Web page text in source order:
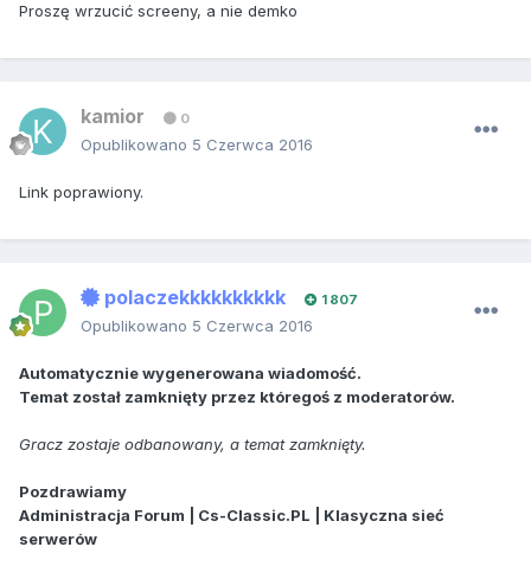
Proszę wrzucić screeny, a nie demko
kamior 0
Opublikowano 5 Czerwca 2016
Link poprawiony.
polaczekkkkkkkkkk 1 807
Opublikowano 5 Czerwca 2016
Automatycznie wygenerowana wiadomość.
Temat został zamknięty przez któregoś z moderatorów.
Gracz zostaje odbanowany, a temat zamknięty.
Pozdrawiamy
Administracja Forum | Cs-Classic.PL | Klasyczna sieć
serwerów